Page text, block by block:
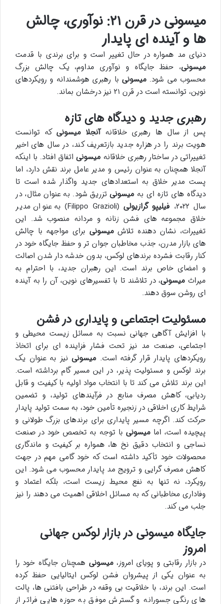
میسونی در قرن ۲۱: نوآوری، چالش
ها و آینده ای پایدار
دنیای مد همواره در حال تغییر است و برای برندی با قدمت
میسونی، حفظ جایگاه و نوآوری مداوم، یک چالش بزرگ
محسوب می شود.میسونی با رهبری هوشمندانه و رویکردهای
نوین، توانسته است در قرن ۲۱ نیز درخشان بماند.
رهبری جدید و دیدگاه های تازه
پس از سال ها رهبری خلاقانهآنجلا میسونیکه توانست
هویت برند را در هزاره جدید بازتعریف کند، در سال های اخیر
تغییراتی در ساختار رهبری خلاقانه میسونیاتفاق افتاد. با اینکه
آنجلا همچنان به عنوان رئیس و مدیر عامل برند نقش دارد، اما
پست مدیر خلاق به استعدادهای جدید واگذار شده است تا
دیدگاه های تازه ای به میسونی تزریق شود. به عنوان مثال، در
سال ۲۰۲۲،
فیلیپو گرازیولی
(Filippo Grazioli) به عنوان مدیر
خلاق مجموعه های فشن زنانه و مردانه منصوب شد. این
تغییرات، نشان دهنده تلاشمیسونی برای مواجهه با چالش
های بازار مدرن، جذب مخاطبان جوان تر و حفظ جایگاه خود در
کنار رقابت فشرده برندهای لوکس، بدون خدشه دار شدن اصالت
و امضای خاص برند است. این رهبران جدید، با احترام به
میراث میسونی، در تلاشند تا با تفسیرهای نوین، آن را به آینده
ای روشن سوق دهند.
مسئولیت اجتماعی و پایداری در فشن
با افزایش آگاهی جهانی نسبت به مسائل زیست محیطی و
اجتماعی، صنعت مد نیز تحت فشار فزاینده ای برای اتخاذ
رویکردهای پایدار قرار گرفته است. میسونینیز به عنوان یک
برند لوکس و مسئولیت پذیر، در این مسیر گام برداشته است.
این برند تلاش می کند تا با انتخاب مواد اولیه با کیفیت و قابل
ردیابی، کاهش مصرف منابع در فرآیندهای تولید، و تضمین
شرایط کاری اخلاقی در زنجیره تأمین خود، به سمت تولید پایدار
حرکت کند. اگرچه مسیر پایداری برای برندهای بزرگ طولانی و
پیچیده است، امامیسونی با توجه به تخصص خود در صنعت
نساجی و انتخاب دقیق نخ ها، همواره بر کیفیت و ماندگاری
محصولات خود تأکید داشته است که خود گامی مهم در جهت
کاهش مصرف گرایی و ترویج مد پایدار محسوب می شود. این
رویکرد، نه تنها به نفع محیط زیست است، بلکه اعتماد و
وفاداری مخاطبانی که به مسائل اخلاقی اهمیت می دهند را نیز
جلب می کند.
جایگاه میسونی در بازار لوکس جهانی
امروز
در بازار رقابتی و پویای امروز،میسونی همچنان جایگاه خود را
به عنوان یکی از پیشروان فشن لوکس ایتالیایی حفظ کرده
است. این برند، با خلاقیت بی وقفه در طراحی بافتنی ها، پالت
های رنگی جسورانه و گسترش موفق به حوزه هایی فراتر از